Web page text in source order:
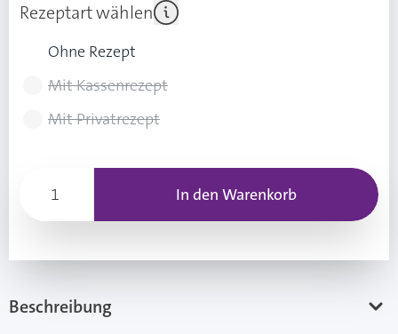
Rezeptart wählen
Ohne Rezept
Mit Kassenrezept
Mit Privatrezept
In den Warenkorb
Beschreibung